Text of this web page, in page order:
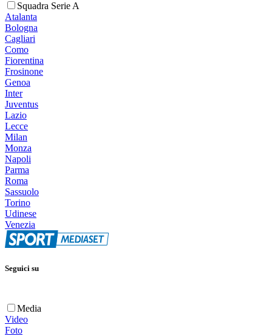
Squadra Serie A
Atalanta
Bologna
Cagliari
Como
Fiorentina
Frosinone
Genoa
Inter
Juventus
Lazio
Lecce
Milan
Monza
Napoli
Parma
Roma
Sassuolo
Torino
Udinese
Venezia
Seguici su
Media
Video
Foto